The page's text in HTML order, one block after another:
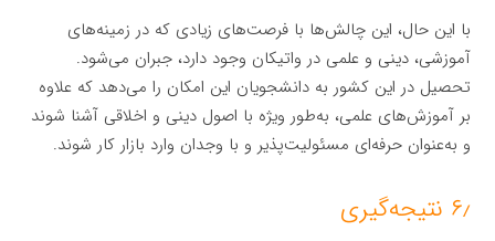
با این حال، این چالش‌ها با فرصت‌های زیادی که در زمینه‌های
آموزشی، دینی و علمی در واتیکان وجود دارد، جبران می‌شود.
تحصیل در این کشور به دانشجویان این امکان را می‌دهد که علاوه
بر آموزش‌های علمی، به‌طور ویژه با اصول دینی و اخلاقی آشنا شوند
و به‌عنوان حرفه‌ای مسئولیت‌پذیر و با وجدان وارد بازار کار شوند.
۶٫ نتیجه‌گیری